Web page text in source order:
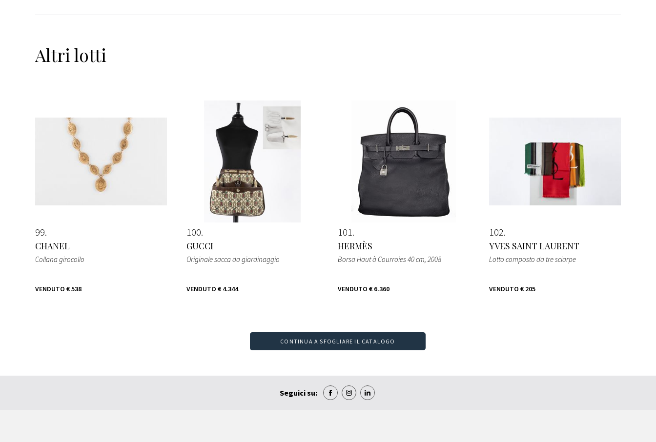
Altri lotti
99
CHANEL
Collana girocollo
VENDUTO € 538
100
GUCCI
Originale sacca da giardinaggio
VENDUTO € 4.344
101
HERMÈS
Borsa Haut à Courroies 40 cm, 2008
VENDUTO € 6.360
102
YVES SAINT LAURENT
Lotto composto da tre sciarpe
VENDUTO € 205
CONTINUA A SFOGLIARE IL CATALOGO
Seguici su: